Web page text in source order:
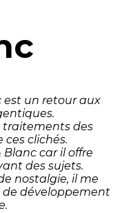
est un retour aux
traitements des
ces clichés.
car il offre
des sujets.
nostalgie, il me
développement